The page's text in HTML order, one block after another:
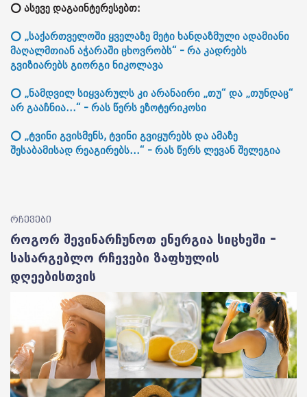
⭕ ასევე დაგაინტერესებთ:
⭕ „საქართველოში ყველაზე მეტი ხანდაზმული ადამიანი
მაღალმთიან აჭარაში ცხოვრობს“ - რა კადრებს
გვიზიარებს გიორგი ნიკოლავა
⭕ „ნამდვილ სიყვარულს კი არანაირი „თუ“ და „თუნდაც“
არ გააჩნია...“ - რას წერს ეზოტერიკოსი
⭕ „ტვინი გვისმენს, ტვინი გვიყურებს და ამაზე
შესაბამისად რეაგირებს...“ - რას წერს ლევან შელეგია
რჩევები
როგორ შევინარჩუნოთ ენერგია სიცხეში –
სასარგებლო რჩევები ზაფხულის
დღეებისთვის